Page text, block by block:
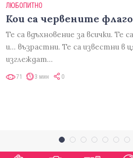
ЛЮБОПИТНО
Кои са червените
Те са вдъхновение за всички. Те
и... възрастни. Те са известни в
изглеждат…
71 3 мин 0